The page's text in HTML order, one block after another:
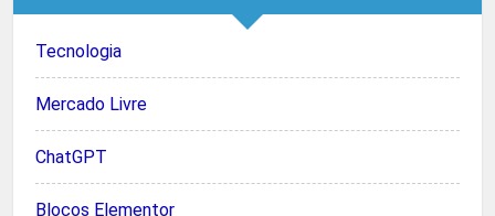
Tecnologia
Mercado Livre
ChatGPT
Blocos Elementor